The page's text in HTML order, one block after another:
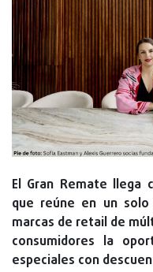
El Gran Remate
que reúne en un
marcas de retail de
consumidores la
especiales con